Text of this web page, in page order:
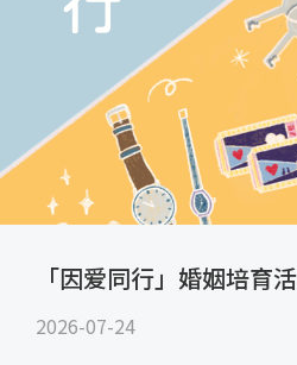
「因爱同行」婚姻培育
2026-07-24